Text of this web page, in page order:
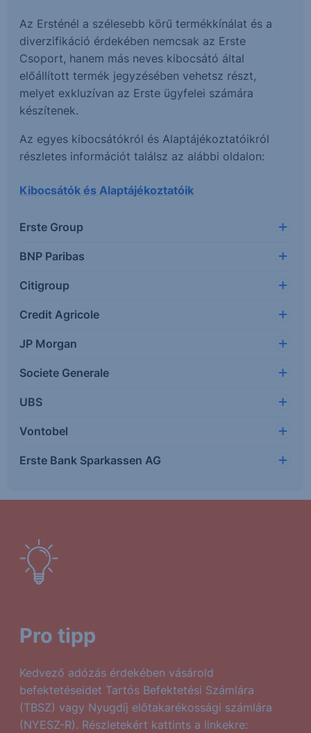
Az Ersténél a szélesebb körű termékkínálat és a
diverzifikáció érdekében nemcsak az Erste
Csoport, hanem más neves kibocsátó által
előállított termék jegyzésében vehetsz részt,
melyet exkluzívan az Erste ügyfelei számára
készítenek.
Az egyes kibocsátókról és Alaptájékoztatóikról
részletes információt találsz az alábbi oldalon:
Kibocsátók és Alaptájékoztatóik
Erste Group
BNP Paribas
Citigroup
Credit Agricole
JP Morgan
Societe Generale
UBS
Vontobel
Erste Bank Sparkassen AG
Pro tipp
Kedvező adózás érdekében vásárold
befektetéseidet Tartós Befektetési Számlára
(TBSZ) vagy Nyugdíj előtakarékossági számlára
(NYESZ-R). Részletekért kattints a linkekre: